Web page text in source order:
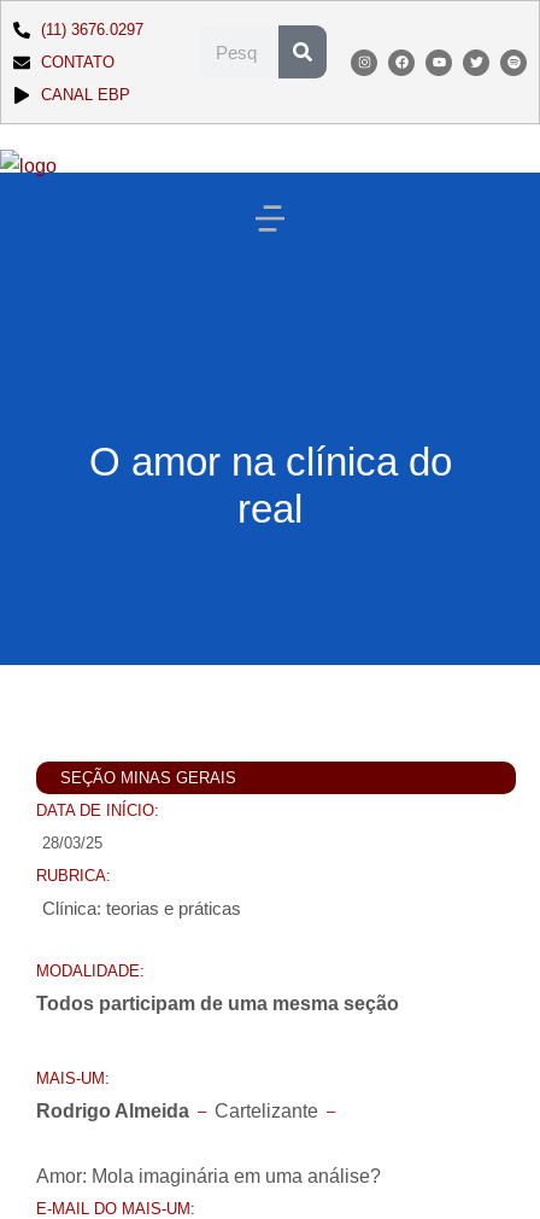
(11) 3676.0297
CONTATO
CANAL EBP
O amor na clínica do
real
SEÇÃO MINAS GERAIS
DATA DE INÍCIO:
28/03/25
RUBRICA:
Clínica: teorias e práticas
MODALIDADE:
Todos participam de uma mesma seção
MAIS-UM:
Rodrigo Almeida – Cartelizante –
Amor: Mola imaginária em uma análise?
E-MAIL DO MAIS-UM: